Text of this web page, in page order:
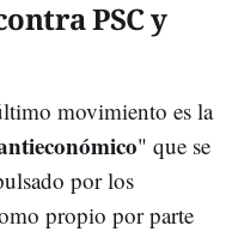
PSC y
movimiento es la
" que se
por los
propio por parte